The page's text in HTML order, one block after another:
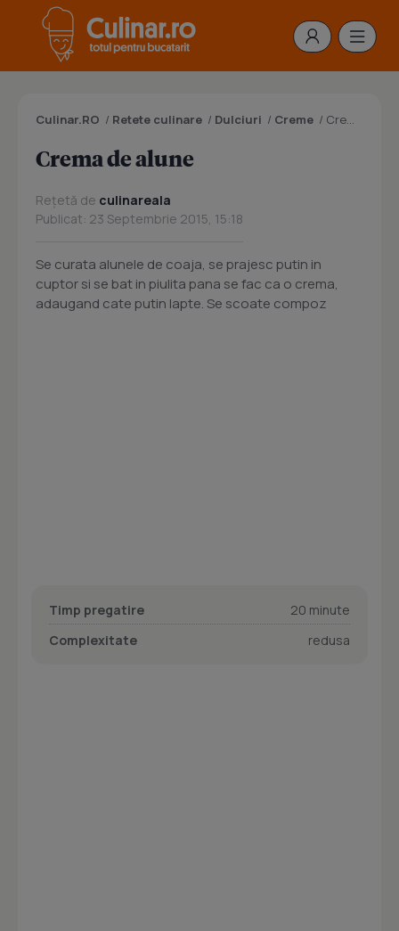
Culinar.RO / Retete culinare / Dulciuri / Creme / Crema de alune
Crema de alune
Rețetă de culinareala
Publicat: 23 Septembrie 2015, 15:18
Se curata alunele de coaja, se prajesc putin in
cuptor si se bat in piulita pana se fac ca o crema,
adaugand cate putin lapte. Se scoate compoz
Timp pregatire
20 minute
Complexitate
redusa